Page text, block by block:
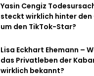
Yasin Cengiz
steckt wirklich hinter den
um den TikTok-Star?
Lisa Eckhart Ehemann –
das Privatleben der
wirklich bekannt?